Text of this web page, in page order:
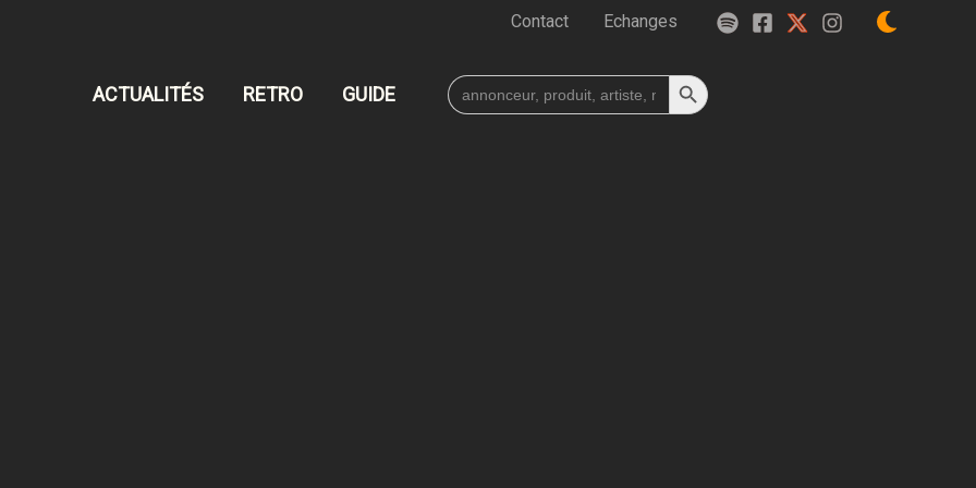
Contact Echanges
ACTUALITÉS RETRO GUIDE
Search
for:
Search Button